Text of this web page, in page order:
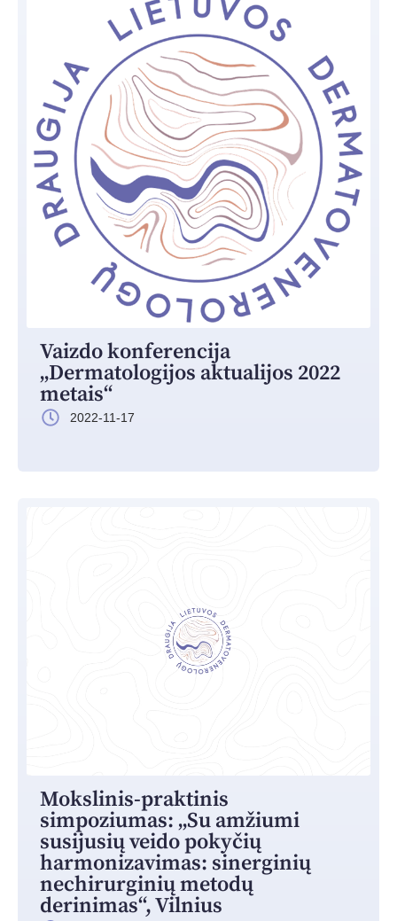
Vaizdo konferencija
„Dermatologijos aktualijos 2022
metais“
2022-11-17
Mokslinis-praktinis
simpoziumas: „Su amžiumi
susijusių veido pokyčių
harmonizavimas: sinerginių
nechirurginių metodų
derinimas“, Vilnius